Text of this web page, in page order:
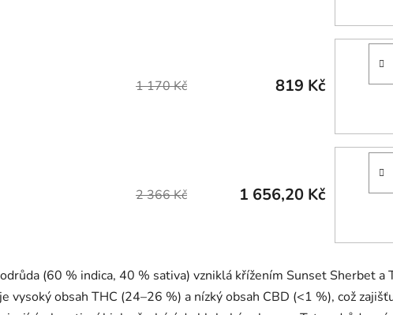
1 170 Kč 819 Kč
2 366 Kč 1 656,20 Kč